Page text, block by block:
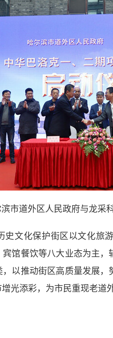
市道外区人民政府与龙采
文化保护街区以文化旅
馆餐饮等八大业态为主
以推动街区高质量发展
光添彩，为市民重现老道